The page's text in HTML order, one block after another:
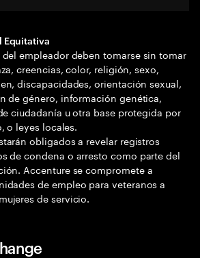
Equitativa
empleador deben tomarse sin tomar
creencias, color, religión, sexo,
discapacidades, orientación sexual,
de género, información genética,
ciudadanía u otra base protegida por
o leyes locales.
obligados a revelar registros
de condena o arresto como parte del
Accenture se compromete a
de empleo para veteranos a
de servicio.